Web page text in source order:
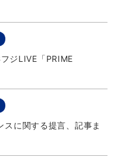
ジLIVE「PRIME
に関する提言、記事ま